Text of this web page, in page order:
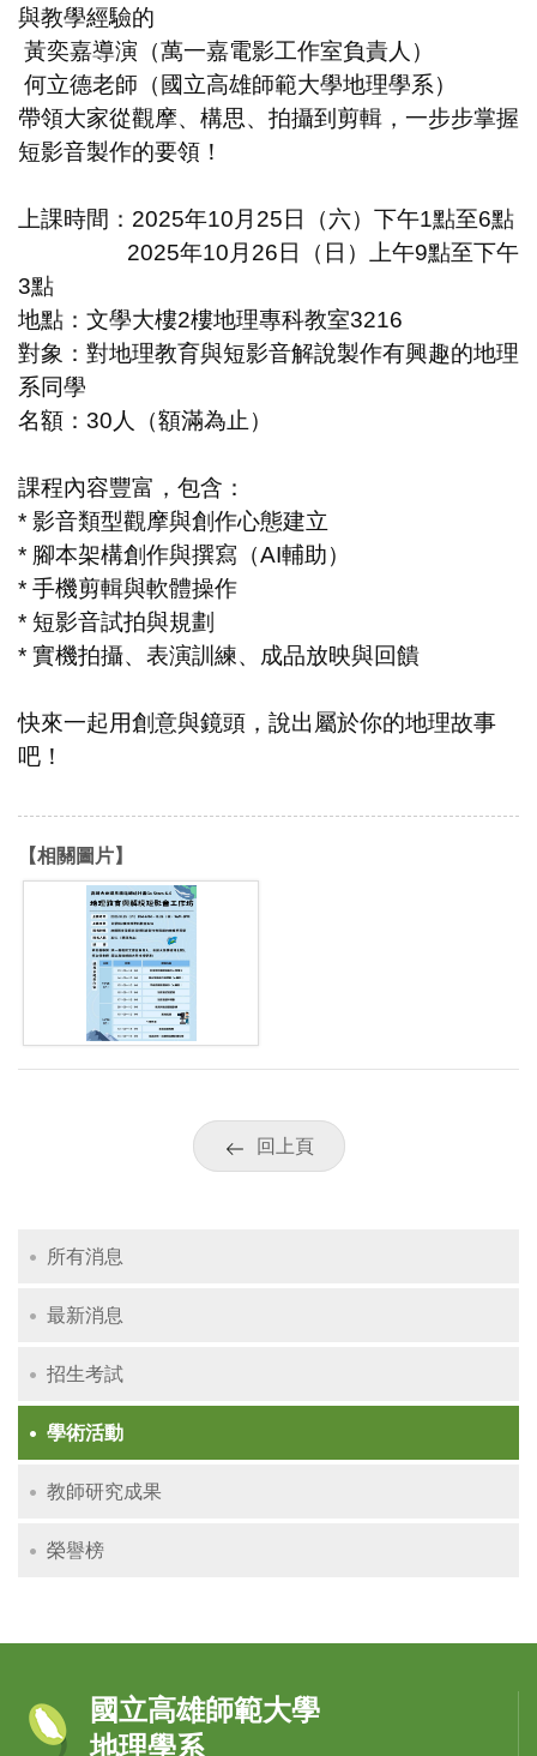
與教學經驗的
黃奕嘉導演（萬一嘉電影工作室負責人）
何立德老師（國立高雄師範大學地理學系）
帶領大家從觀摩、構思、拍攝到剪輯，一步步掌握
短影音製作的要領！
上課時間：2025年10月25日（六）下午1點至6點
2025年10月26日（日）上午9點至下午
3點
地點：文學大樓2樓地理專科教室3216
對象：對地理教育與短影音解說製作有興趣的地理
系同學
名額：30人（額滿為止）
課程內容豐富，包含：
* 影音類型觀摩與創作心態建立
* 腳本架構創作與撰寫（AI輔助）
* 手機剪輯與軟體操作
* 短影音試拍與規劃
* 實機拍攝、表演訓練、成品放映與回饋
快來一起用創意與鏡頭，說出屬於你的地理故事
吧！
【相關圖片】
回上頁
所有消息
最新消息
招生考試
學術活動
教師研究成果
榮譽榜
國立高雄師範大學
地理學系